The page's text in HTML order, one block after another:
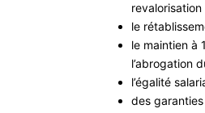
le
le maintien à
l’abrogation
l’égalité
des